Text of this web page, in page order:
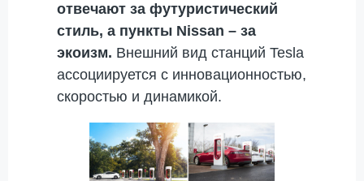
отвечают за футуристический
стиль, а пункты Nissan – за
экоизм. Внешний вид станций Tesla
ассоциируется с инновационностью,
скоростью и динамикой.